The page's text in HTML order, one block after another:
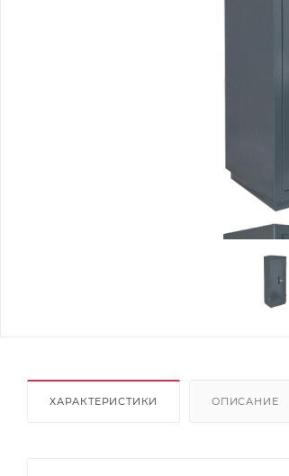
ХАРАКТЕРИСТИКИ ОПИСАНИЕ